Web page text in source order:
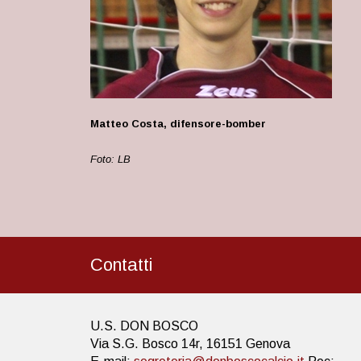
Matteo Costa, difensore-bomber
Foto: LB
Contatti
U.S. DON BOSCO
Via S.G. Bosco 14r, 16151 Genova